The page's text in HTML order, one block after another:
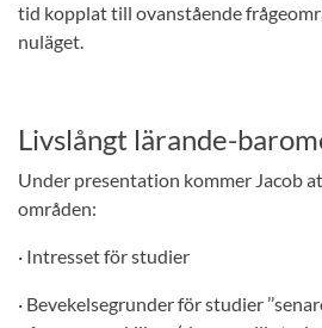
tid kopplat till ovanstående
nuläget.
Livslångt lärande-
Under presentation kommer Jacob
områden:
· Intresset för studier
· Bevekelsegrunder för studier